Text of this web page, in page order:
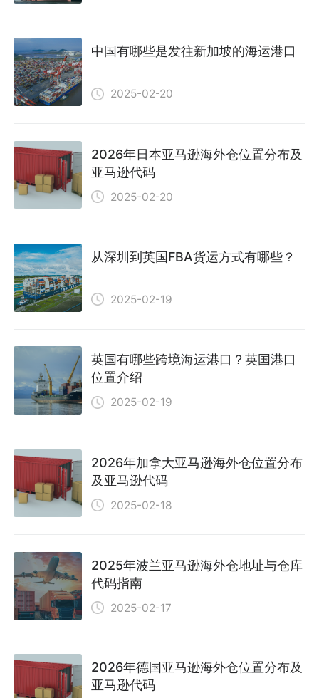
中国有哪些是发往新加坡的海运港口
2025-02-20
2026年日本亚马逊海外仓位置分布及
亚马逊代码
2025-02-20
从深圳到英国FBA货运方式有哪些？
2025-02-19
英国有哪些跨境海运港口？英国港口
位置介绍
2025-02-19
2026年加拿大亚马逊海外仓位置分布
及亚马逊代码
2025-02-18
2025年波兰亚马逊海外仓地址与仓库
代码指南
2025-02-17
2026年德国亚马逊海外仓位置分布及
亚马逊代码